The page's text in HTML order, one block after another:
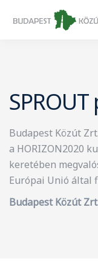
Budapest Közút
a HORIZON2020
keretében
Európai Unió által
Budapest Közút